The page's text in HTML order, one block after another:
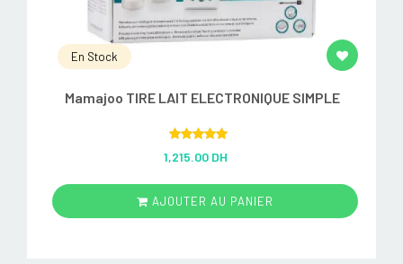
En Stock
Mamajoo TIRE LAIT ELECTRONIQUE SIMPLE
out of 5
1,215.00 DH
AJOUTER AU PANIER